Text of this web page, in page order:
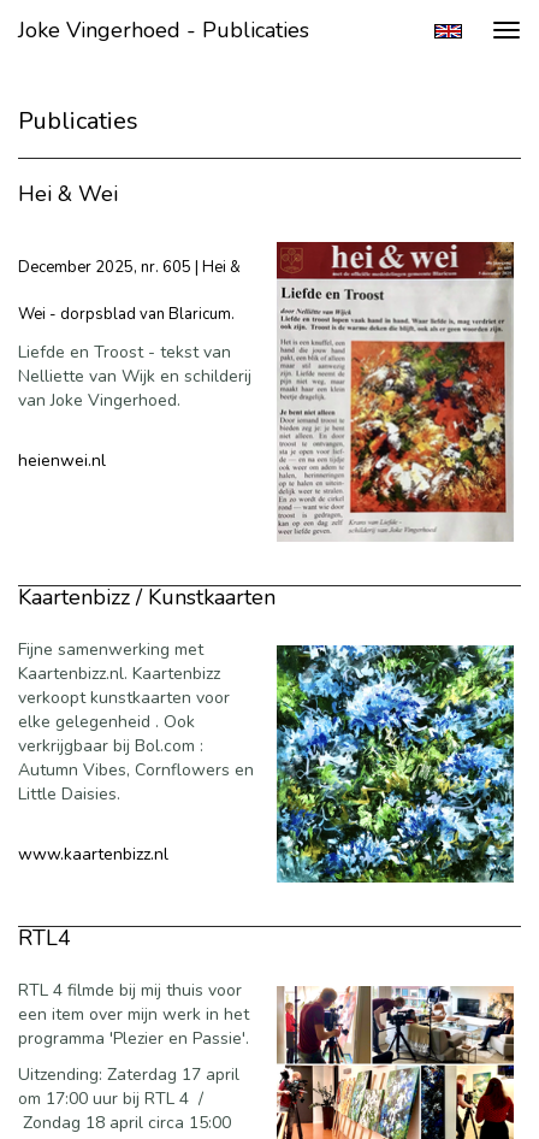
Joke Vingerhoed - Publicaties
Publicaties
Hei & Wei
December 2025, nr. 605 | Hei &
Wei - dorpsblad van Blaricum.
Liefde en Troost - tekst van
Nelliette van Wijk en schilderij
van Joke Vingerhoed.
heienwei.nl
Kaartenbizz / Kunstkaarten
Fijne samenwerking met
Kaartenbizz.nl. Kaartenbizz
verkoopt kunstkaarten voor
elke gelegenheid . Ook
verkrijgbaar bij Bol.com :
Autumn Vibes, Cornflowers en
Little Daisies.
www.kaartenbizz.nl
RTL4
RTL 4 filmde bij mij thuis voor
een item over mijn werk in het
programma 'Plezier en Passie'.
Uitzending: Zaterdag 17 april
om 17:00 uur bij RTL 4 /
Zondag 18 april circa 15:00